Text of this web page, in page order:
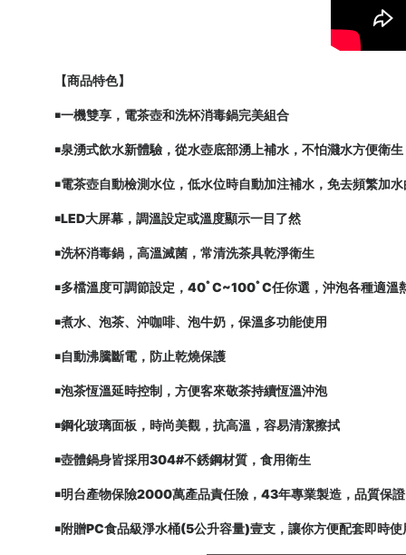
【商品特色】
￭一機雙享，電茶壺和洗杯消毒鍋完美組合
￭泉湧式飲水新體驗，從水壺底部湧上補水，不怕濺水方便衛生
￭電茶壺自動檢測水位，低水位時自動加注補水，免去頻繁加
￭LED大屏幕，調溫設定或溫度顯示一目了然
￭洗杯消毒鍋，高溫滅菌，常清洗茶具乾淨衛生
￭多檔溫度可調節設定，40ﾟC~100ﾟC任你選，沖泡各種適溫
￭煮水、泡茶、沖咖啡、泡牛奶，保溫多功能使用
￭自動沸騰斷電，防止乾燒保護
￭泡茶恆溫延時控制，方便客來敬茶持續恆溫沖泡
￭鋼化玻璃面板，時尚美觀，抗高溫，容易清潔擦拭
￭壺體鍋身皆採用304#不銹鋼材質，食用衛生
￭明台產物保險2000萬產品責任險，43年專業製造，品質保證
￭附贈PC食品級淨水桶(5公升容量)壹支，讓你方便配套即時